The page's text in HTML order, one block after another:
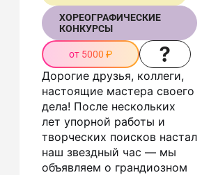
ХОРЕОГРАФИЧЕСКИЕ
КОНКУРСЫ
от 5000 ₽
Дорогие друзья, коллеги,
настоящие мастера своего
дела! После нескольких
лет упорной работы и
творческих поисков настал
наш звездный час — мы
объявляем о грандиозном